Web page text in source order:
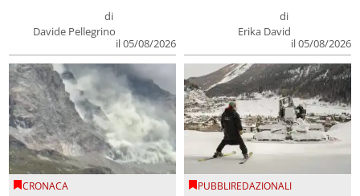
di
Davide Pellegrino
il 05/08/2026
di
Erika David
il 05/08/2026
CRONACA PUBBLIREDAZIONALI